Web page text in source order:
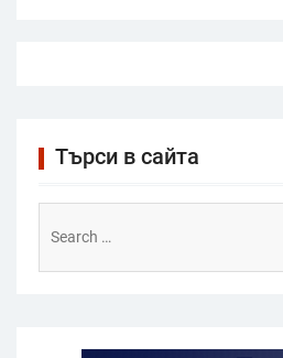
Търси в сайта
for: